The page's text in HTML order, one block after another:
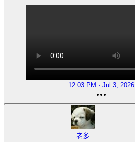
12:03 PM · Jul 3, 2026
老多